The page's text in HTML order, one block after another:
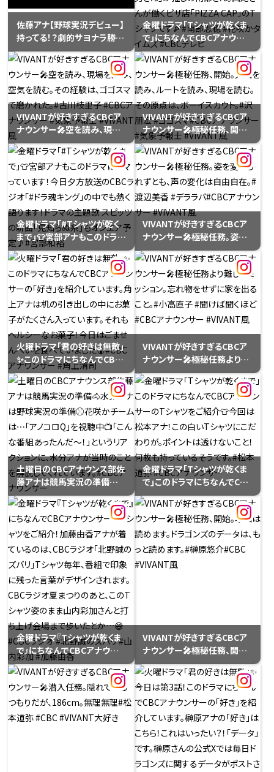
佐藤アナ【野球実況デビュー】
持ってる！？劇的サヨナラ勝
ち！
金曜ドラマ｢Tシャツが乾くま
で｣にちなんでCBCアナウンサ
ーのTシャツ姿を披露してい
ます。南部アナのTシャツ姿！
貴重～✨️友近さんのお友達
「プロアルバイター・西尾一男
さん」が推しの南部さん。西尾
さんが働くピザ店「PIZZA
CAP」のTシャツです🍕#南部
志穂 #花咲かタイムズ #CBC
テレビ
VIVANTが好きすぎるCBCア
ナウンサー🎤空を読み、現場
を読み、空気を読む。その経験
は、ゴゴスマで磨かれた。#古
川枝里子 #CBCアナウンサー
#気象予報士 #VIVANT風
VIVANTが好きすぎるCBCア
ナウンサー🎤極秘任務、開始。
天気を読み、ルートを読み、現
場を読む。その原点は、ボーイ
スカウト。#沢朋宏 #ゴゴスマ
#CBCアナウンサー #気象予
報士 #VIVANT風
金曜ドラマ｢#Tシャツが乾く
まで｣👕宮部アナもこのドラマ
にハマっています！今日夕方
放送のCBCラジオ｢#ドラ魂キ
ング｣の中でも熱く語ります！
ドラマの主題歌 スピッツの新
曲｢見知らぬ糸｣もオンエア予
定♪#宮部和裕
VIVANTが好きすぎるCBCア
ナウンサー🎤極秘任務。姿を
変えられずとも、声の変化は
自由自在。#渡辺美香 #デララ
バ#CBCアナウンサー
#VIVANT風
火曜ドラマ｢君の好きは無敵｣
✨️このドラマにちなんでCBC
アナウンサーの｢好き｣を紹介
しています。角上アナは机の引
き出しの中にお菓子がたくさ
ん入っています。それもヘルシ
ーなお菓子！今日はごません
べいを食べていました🍘
#CBCアナウンサー #角上清
司
VIVANTが好きすぎるCBCア
ナウンサー🎤極秘任務より難
しいミッション。忘れ物をせず
に家を出ること。#小高直子 #
聞けば聞くほど#CBCアナウ
ンサー #VIVANT風
土曜日のCBCアナウンス部佐
藤アナは競馬実況の準備🐴
水分アナは野球実況の準備
⚾️花咲かチームは⋯｢アノコ
ロQ｣を視聴中📺｢こんな番組
あったんだ～！｣というリアク
ションに、水分アナが当時のこ
とを解説してくれています。
#CBCアナウンサー
金曜ドラマ｢Tシャツが乾くま
で｣このドラマにちなんでCBC
アナウンサーのTシャツをご
紹介👕今回は松本アナ！この
白いTシャツにこだわりが。ポ
イントは透けないこと！何枚も
持っているそうです。#松本道
弥 #CBCアナウンサー
金曜ドラマ『Tシャツが乾くま
で』にちなんでCBCアナウンサ
ーのTシャツをご紹介！加藤由
香アナが着ているのは、CBC
ラジオ｢北野誠のズバリ｣Tシ
ャツ毎年、番組で印象に残っ
た言葉がデザインされます。
VIVANTが好きすぎるCBCア
ナウンサー🎤極秘任務、開始。
地図は読めます。ドラゴンズ
のデータは、もっと読めます。#
榊原悠介#CBC #VIVANT風